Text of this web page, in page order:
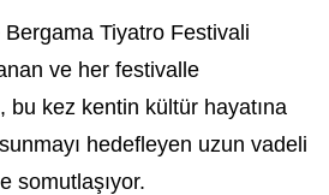
Bergama Tiyatro Festivali
ve her festivalle
bu kez kentin kültür hayatına
hedefleyen uzun vadeli
somutlaşıyor.